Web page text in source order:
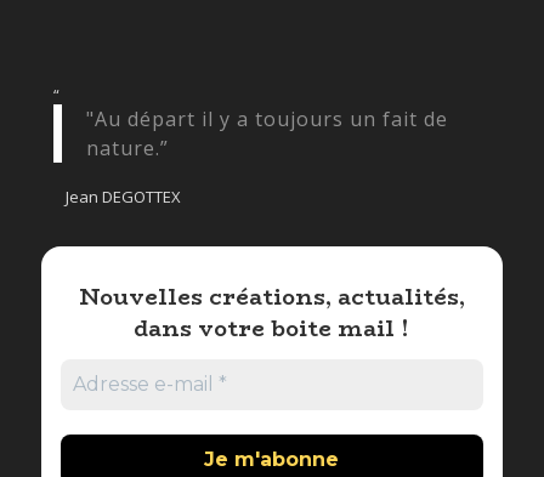
“
"Au départ il y a toujours un fait de
nature.”
Jean DEGOTTEX
Nouvelles créations, actualités,
dans votre boite mail !